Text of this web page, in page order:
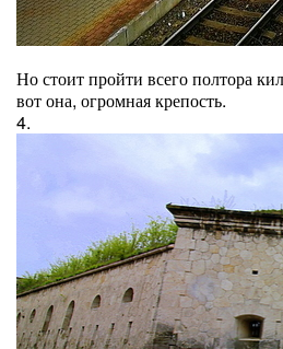
Но стоит пройти всего полтора
вот она, огромная крепость.
4.